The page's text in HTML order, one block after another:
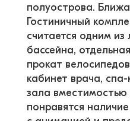
полуострова.
Гостиничный
считается одним
бассейна,
прокат
кабинет врача,
зала
понравятся